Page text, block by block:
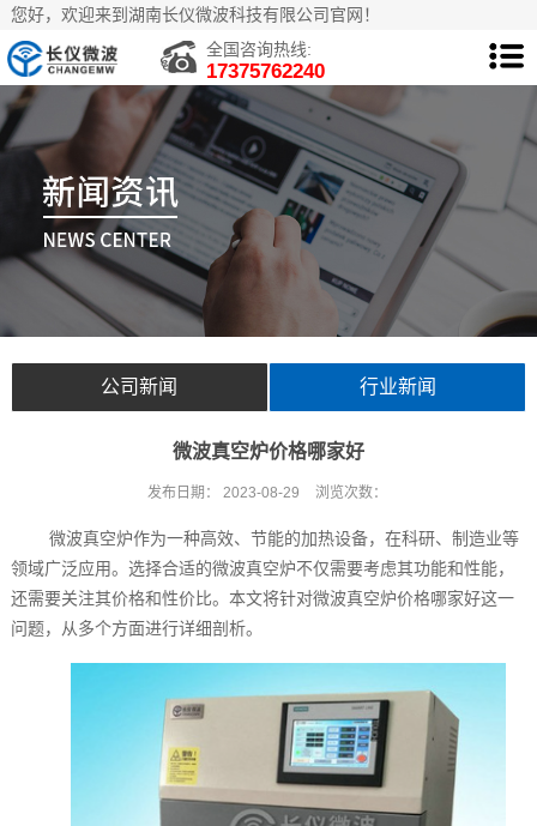
您好，欢迎来到湖南长仪微波科技有限公司官网！
全国咨询热线:
17375762240
公司新闻 行业新闻
微波真空炉价格哪家好
发布日期： 2023-08-29 浏览次数：
微波真空炉作为一种高效、节能的加热设备，在科研、制造业等
领域广泛应用。选择合适的微波真空炉不仅需要考虑其功能和性能，
还需要关注其价格和性价比。本文将针对微波真空炉价格哪家好这一
问题，从多个方面进行详细剖析。